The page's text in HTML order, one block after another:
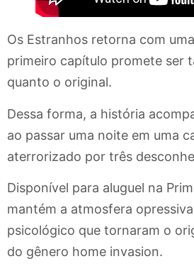
Os Estranhos retorna com
primeiro capítulo promete ser
quanto o original.
Dessa forma, a história
ao passar uma noite em uma
aterrorizado por três
Disponível para aluguel na
mantém a atmosfera
psicológico que tornaram o
do gênero home invasion.